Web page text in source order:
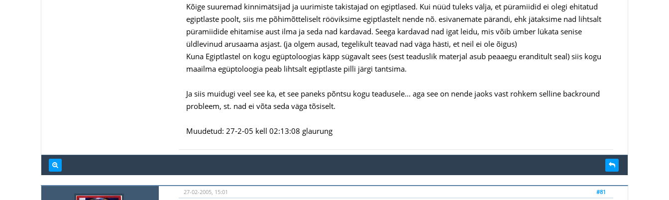
Kõige suuremad kinnimätsijad ja uurimiste takistajad on egiptlased. Kui nüüd tuleks välja, et püramiidid ei olegi ehitatud
egiptlaste poolt, siis me põhimõtteliselt rööviksime egiptlastelt nende nõ. esivanemate pärandi, ehk jätaksime nad lihtsalt
püramiidide ehitamise aust ilma ja seda nad kardavad. Seega kardavad nad igat leidu, mis võib ümber lükata senise
üldlevinud arusaama asjast. (ja olgem ausad, tegelikult teavad nad väga hästi, et neil ei ole õigus)
Kuna Egiptlastel on kogu egüptoloogias käpp sügavalt sees (sest teaduslik materjal asub peaaegu eranditult seal) siis kogu
maailma egüptoloogia peab lihtsalt egiptlaste pilli järgi tantsima.
Ja siis muidugi veel see ka, et see paneks põntsu kogu teadusele... aga see on nende jaoks vast rohkem selline backround
probleem, st. nad ei võta seda väga tõsiselt.
Muudetud: 27-2-05 kell 02:13:08 glaurung
#81
27-02-2005, 15:01